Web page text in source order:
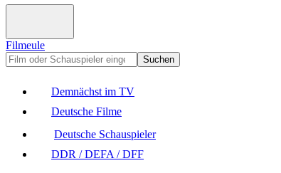
Filmeule
Suchen
Demnächst im TV
Deutsche Filme
Deutsche Schauspieler
DDR / DEFA / DFF